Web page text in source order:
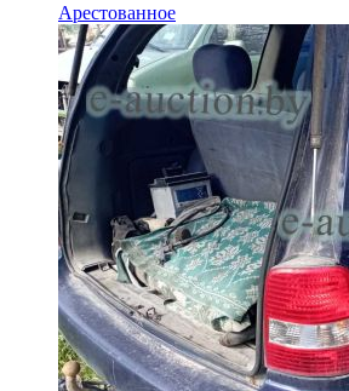
Арестованное